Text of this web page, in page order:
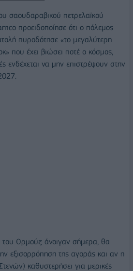
σαουδαραβικού πετρελαϊκού
προειδοποίησε ότι ο πόλεμος
πυροδότησε «το μεγαλύτερη
που έχει βιώσει ποτέ ο κόσμος,
ενδέχεται να μην επιστρέψουν στην
του Ορμούζ άνοιγαν σήμερα, θα
εξισορρόπηση της αγοράς και αν η
καθυστερήσει για μερικές